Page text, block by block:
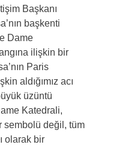
Başkanı
başkenti
Dame
ilişkin bir
Paris
aldığımız acı
üzüntü
Katedrali,
sembolü değil, tüm
olarak bir